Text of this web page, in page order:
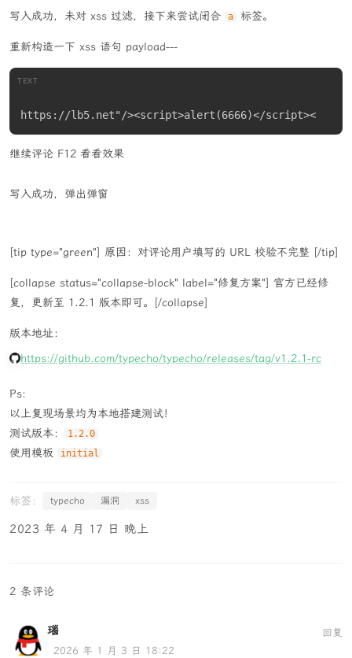
写入成功，未对 xss 过滤，接下来尝试闭合 a 标签。
重新构造一下 xss 语句 payload---
https://lb5.net"/><script>alert(6666)</script><
TEXT
继续评论 F12 看看效果
写入成功，弹出弹窗
[tip type="green"] 原因：对评论用户填写的 URL 校验不完整 [/tip]
[collapse status="collapse-block" label="修复方案"] 官方已经修
复，更新至 1.2.1 版本即可。[/collapse]
版本地址：
https://github.com/typecho/typecho/releases/tag/v1.2.1-rc
Ps:
以上复现场景均为本地搭建测试！
测试版本：
1.2.0
使用模板 initial
typecho 漏洞 xss
2023 年 4 月 17 日 晚上
2 条评论
瑙
2026 年 1 月 3 日 18:22
回复